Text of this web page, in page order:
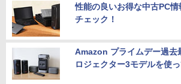
性能の良いお得な中古PC
チェック！
Amazon プライムデー過
ロジェクター3モデルを使